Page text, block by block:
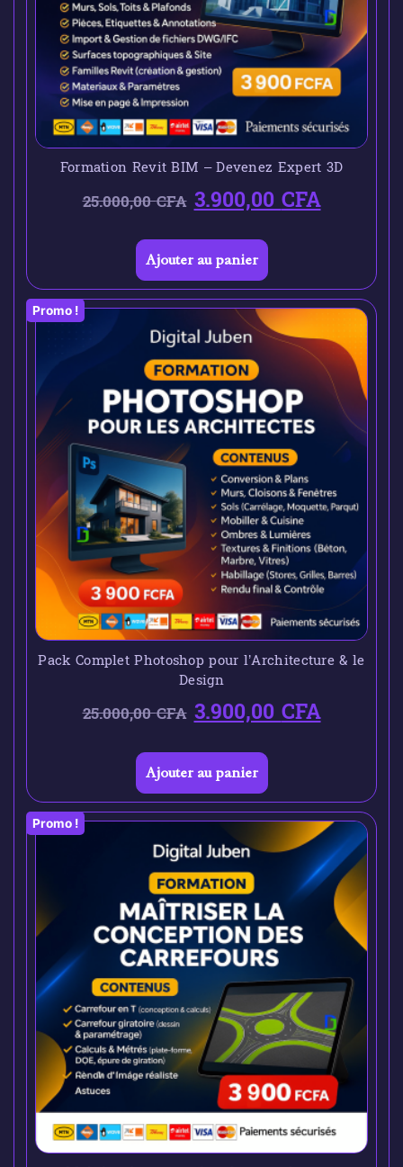
Formation Revit BIM – Devenez Expert 3D
25.000,00CFA 3.900,00CFA
Ajouter au panier
Promo !
Pack Complet Photoshop pour l’Architecture & le
Design
25.000,00CFA 3.900,00CFA
Ajouter au panier
Promo !